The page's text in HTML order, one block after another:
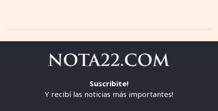
Suscribite!
Y recibí las noticias más importantes!